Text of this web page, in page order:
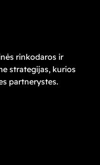
rinkodaros ir
strategijas, kurios
partnerystes.